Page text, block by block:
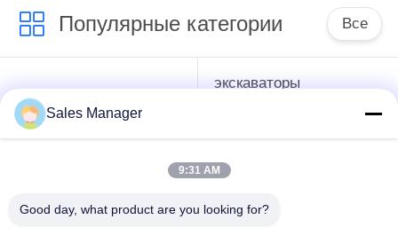
Популярные категории Все
гидравлические
Копёр
экскаваторы
молоток
кучи сжатия
Sales Manager
9:31 AM
Good day, what product are you looking for?